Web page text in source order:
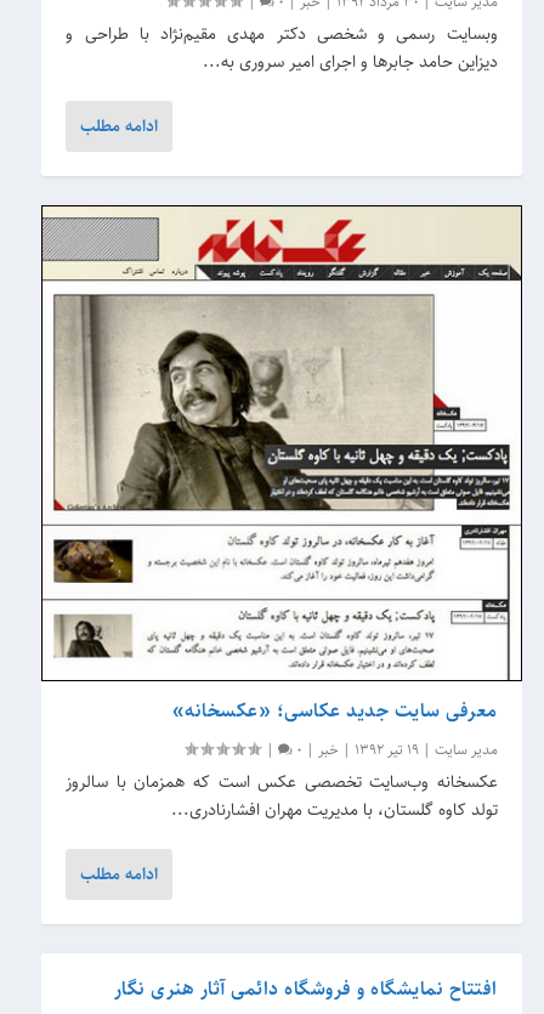
وبسایت رسمی و شخصی دکتر مهدی مقیم‌نژاد با طراحی و
دیزاین حامد جابرها و اجرای امیر سروری به...
ادامه مطلب
معرفی سایت جدید عکاسی؛ «عکسخانه»
مدیر سایت |19 تیر 1392 | خبر |
0
|
عکسخانه وب‌سایت تخصصی عکس است که همزمان با سالروز
تولد کاوه‌ گلستان، با مدیریت مهران افشارنادری...
ادامه مطلب
افتتاح نمایشگاه و فروشگاه دائمی آثار هنری نگار